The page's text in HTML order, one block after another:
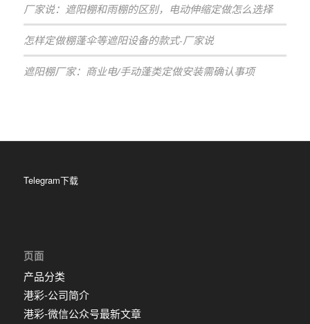
厂家说：遮阳棚和雨棚的区别，电动伸缩定做怎么选择
怎样定做棚蓬伞等遮阳设备的款式-厂家说
遮阳棚厂家：商业电/手动蓬类定做安装需确认事项
Telegram下载
页面
产品分类
港彩-公司简介
港彩-微信公众号最新文章